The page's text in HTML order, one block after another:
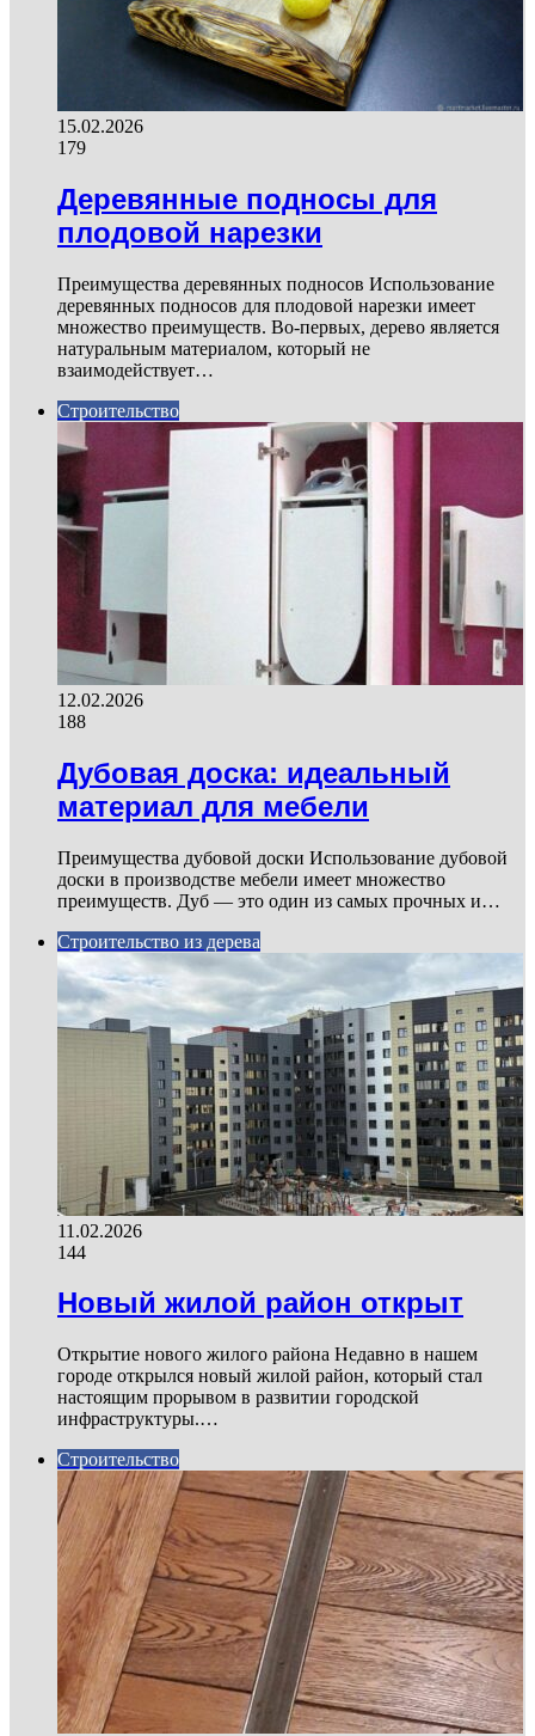
15.02.2026
179
Деревянные подносы для
плодовой нарезки
Преимущества деревянных подносов Использование
деревянных подносов для плодовой нарезки имеет
множество преимуществ. Во-первых, дерево является
натуральным материалом, который не
взаимодействует…
Строительство
12.02.2026
188
Дубовая доска: идеальный
материал для мебели
Преимущества дубовой доски Использование дубовой
доски в производстве мебели имеет множество
преимуществ. Дуб — это один из самых прочных и…
Строительство из дерева
11.02.2026
144
Новый жилой район открыт
Открытие нового жилого района Недавно в нашем
городе открылся новый жилой район, который стал
настоящим прорывом в развитии городской
инфраструктуры.…
Строительство